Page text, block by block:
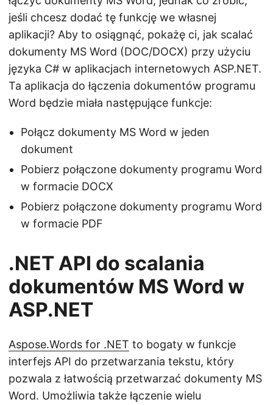
jeśli chcesz dodać tę funkcję we własnej
aplikacji? Aby to osiągnąć, pokażę ci, jak scalać
dokumenty MS Word (DOC/DOCX) przy użyciu
języka C# w aplikacjach internetowych ASP.NET.
Ta aplikacja do łączenia dokumentów programu
Word będzie miała następujące funkcje:
Połącz dokumenty MS Word w jeden
dokument
Pobierz połączone dokumenty programu Word
w formacie DOCX
Pobierz połączone dokumenty programu Word
w formacie PDF
.NET API do scalania
dokumentów MS Word w
ASP.NET
Aspose.Words for .NET to bogaty w funkcje
interfejs API do przetwarzania tekstu, który
pozwala z łatwością przetwarzać dokumenty MS
Word. Umożliwia także łączenie wielu